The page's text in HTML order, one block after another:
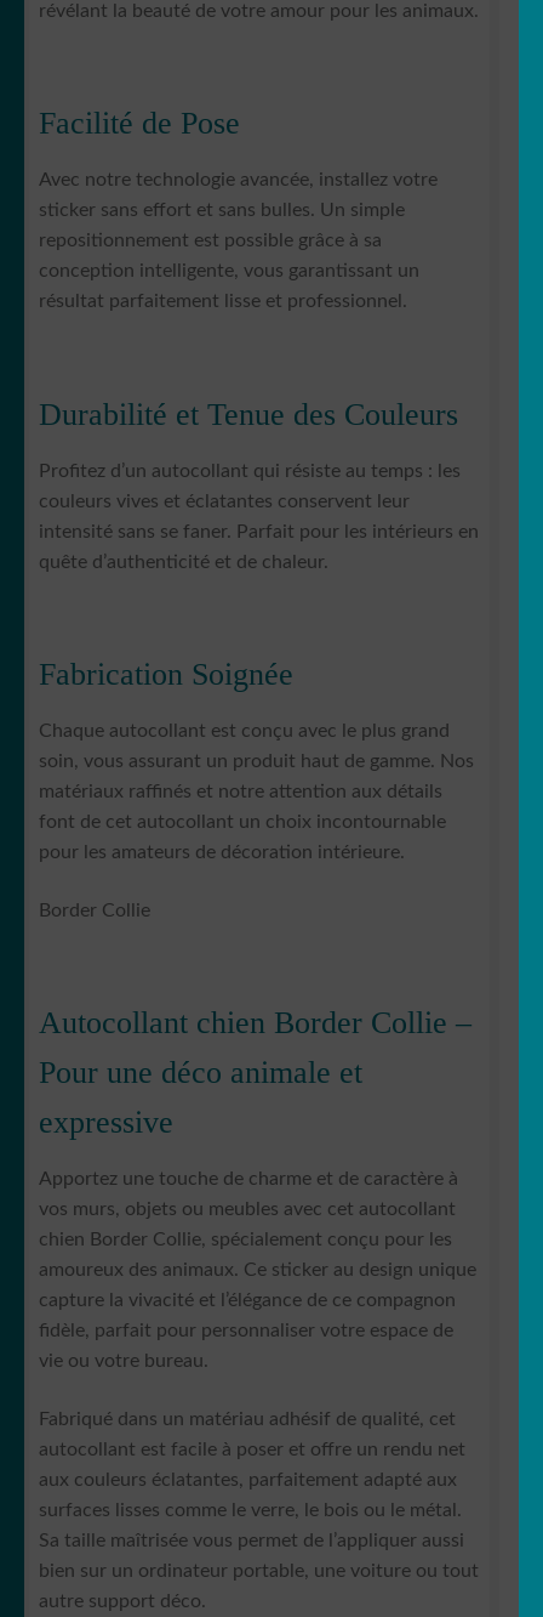
révélant la beauté de votre amour pour les animaux.
Facilité de Pose
Avec notre technologie avancée, installez votre
sticker sans effort et sans bulles. Un simple
repositionnement est possible grâce à sa
conception intelligente, vous garantissant un
résultat parfaitement lisse et professionnel.
Durabilité et Tenue des Couleurs
Profitez d’un autocollant qui résiste au temps : les
couleurs vives et éclatantes conservent leur
intensité sans se faner. Parfait pour les intérieurs en
quête d’authenticité et de chaleur.
Fabrication Soignée
Chaque autocollant est conçu avec le plus grand
soin, vous assurant un produit haut de gamme. Nos
matériaux raffinés et notre attention aux détails
font de cet autocollant un choix incontournable
pour les amateurs de décoration intérieure.
Border Collie
Autocollant chien Border Collie –
Pour une déco animale et
expressive
Apportez une touche de charme et de caractère à
vos murs, objets ou meubles avec cet autocollant
chien Border Collie, spécialement conçu pour les
amoureux des animaux. Ce sticker au design unique
capture la vivacité et l’élégance de ce compagnon
fidèle, parfait pour personnaliser votre espace de
vie ou votre bureau.
Fabriqué dans un matériau adhésif de qualité, cet
autocollant est facile à poser et offre un rendu net
aux couleurs éclatantes, parfaitement adapté aux
surfaces lisses comme le verre, le bois ou le métal.
Sa taille maîtrisée vous permet de l’appliquer aussi
bien sur un ordinateur portable, une voiture ou tout
autre support déco.